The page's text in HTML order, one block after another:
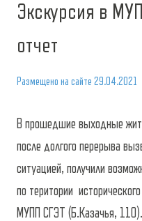
Экскурсия в
отчет
Размещено на сайте 29.04.2021
В прошедшие выходные
после долгого перерыва
ситуацией, получили
по територии
МУПП СГЭТ (Б.Казачья, 110).